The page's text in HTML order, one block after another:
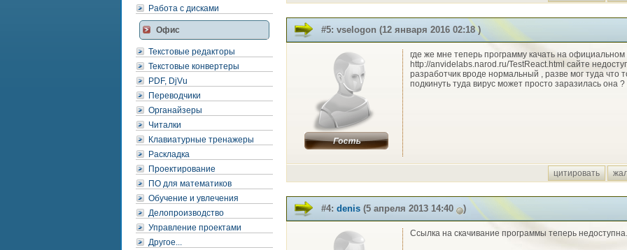
Работа с дисками
Офис
Текстовые редакторы
Текстовые конвертеры
PDF, DjVu
Переводчики
Органайзеры
Читалки
Клавиатурные тренажеры
Раскладка
Проектирование
ПО для математиков
Обучение и увлечения
Делопроизводство
Управление проектами
Другое...
#5: vselogon (12 января 2016 02:18 )
где же мне теперь программу качать на официальном
http://anvidelabs.narod.ru/TestReact.html сайте
разработчик вроде нормальный , разве мог туда что
подкинуть туда вирус может просто заразилась она ?
цитировать
#4: denis (5 апреля 2013 14:40 )
Ссылка на скачивание программы теперь недоступна.